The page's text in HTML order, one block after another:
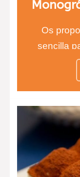
Os
sencilla
de
del día,
que le